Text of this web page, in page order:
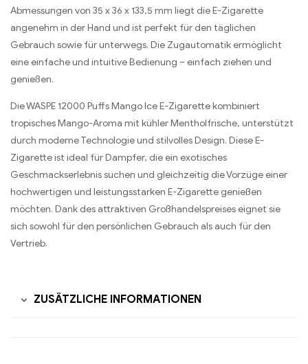
Abmessungen von 35 x 36 x 133,5 mm liegt die E-Zigarette
angenehm in der Hand und ist perfekt für den täglichen
Gebrauch sowie für unterwegs. Die Zugautomatik ermöglicht
eine einfache und intuitive Bedienung – einfach ziehen und
genießen.
Die WASPE 12000 Puffs Mango Ice E-Zigarette kombiniert
tropisches Mango-Aroma mit kühler Mentholfrische, unterstützt
durch moderne Technologie und stilvolles Design. Diese E-
Zigarette ist ideal für Dampfer, die ein exotisches
Geschmackserlebnis suchen und gleichzeitig die Vorzüge einer
hochwertigen und leistungsstarken E-Zigarette genießen
möchten. Dank des attraktiven Großhandelspreises eignet sie
sich sowohl für den persönlichen Gebrauch als auch für den
Vertrieb.
ZUSÄTZLICHE INFORMATIONEN